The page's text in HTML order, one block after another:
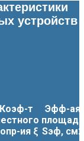
устройств
Коэф-т
ия ξ
Эфф-ая
площадь
Sэф, см2